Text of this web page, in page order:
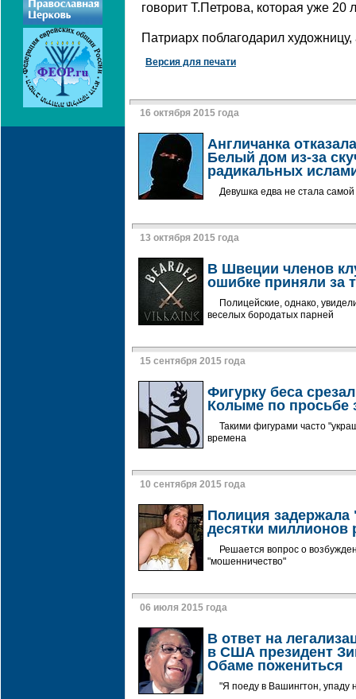
говорит Т.Петрова, которая уже
Патриарх поблагодарил
Версия для печати
16 октября 2015 года
Англичанка
Белый дом из-за
радикальных
Девушка едва не стала
13 октября 2015 года
В Швеции членов
ошибке приняли за
Полицейские, однако,
веселых бородатых парней
15 сентября 2015 года
Фигурку беса
Колыме по просьбе
Такими фигурами часто
времена
10 сентября 2015 года
Полиция
десятки миллионов
Решается вопрос о
"мошенничество"
06 июля 2015 года
В ответ на
в США президент
Обаме пожениться
"Я поеду в Вашингтон, упаду